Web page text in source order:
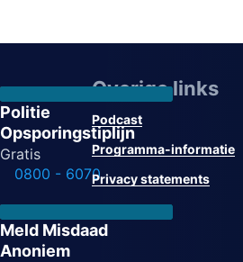
Politie
Opsporingstiplijn
Gratis
0800 - 6070
Meld Misdaad
Anoniem
Overige links
Podcast
Programma-informatie
Privacy statements